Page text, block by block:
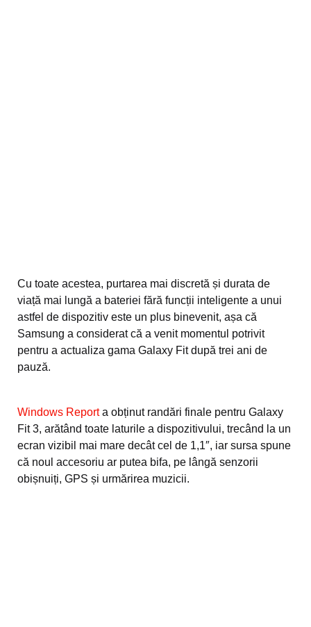
Cu toate acestea, purtarea mai discretă și durata de
viață mai lungă a bateriei fără funcții inteligente a unui
astfel de dispozitiv este un plus binevenit, așa că
Samsung a considerat că a venit momentul potrivit
pentru a actualiza gama Galaxy Fit după trei ani de
pauză.
Windows Reporta obținut randări finale pentru Galaxy
Fit 3, arătând toate laturile a dispozitivului, trecând la un
ecran vizibil mai mare decât cel de 1,1″, iar sursa spune
că noul accesoriu ar putea bifa, pe lângă senzorii
obișnuiți, GPS și urmărirea muzicii.